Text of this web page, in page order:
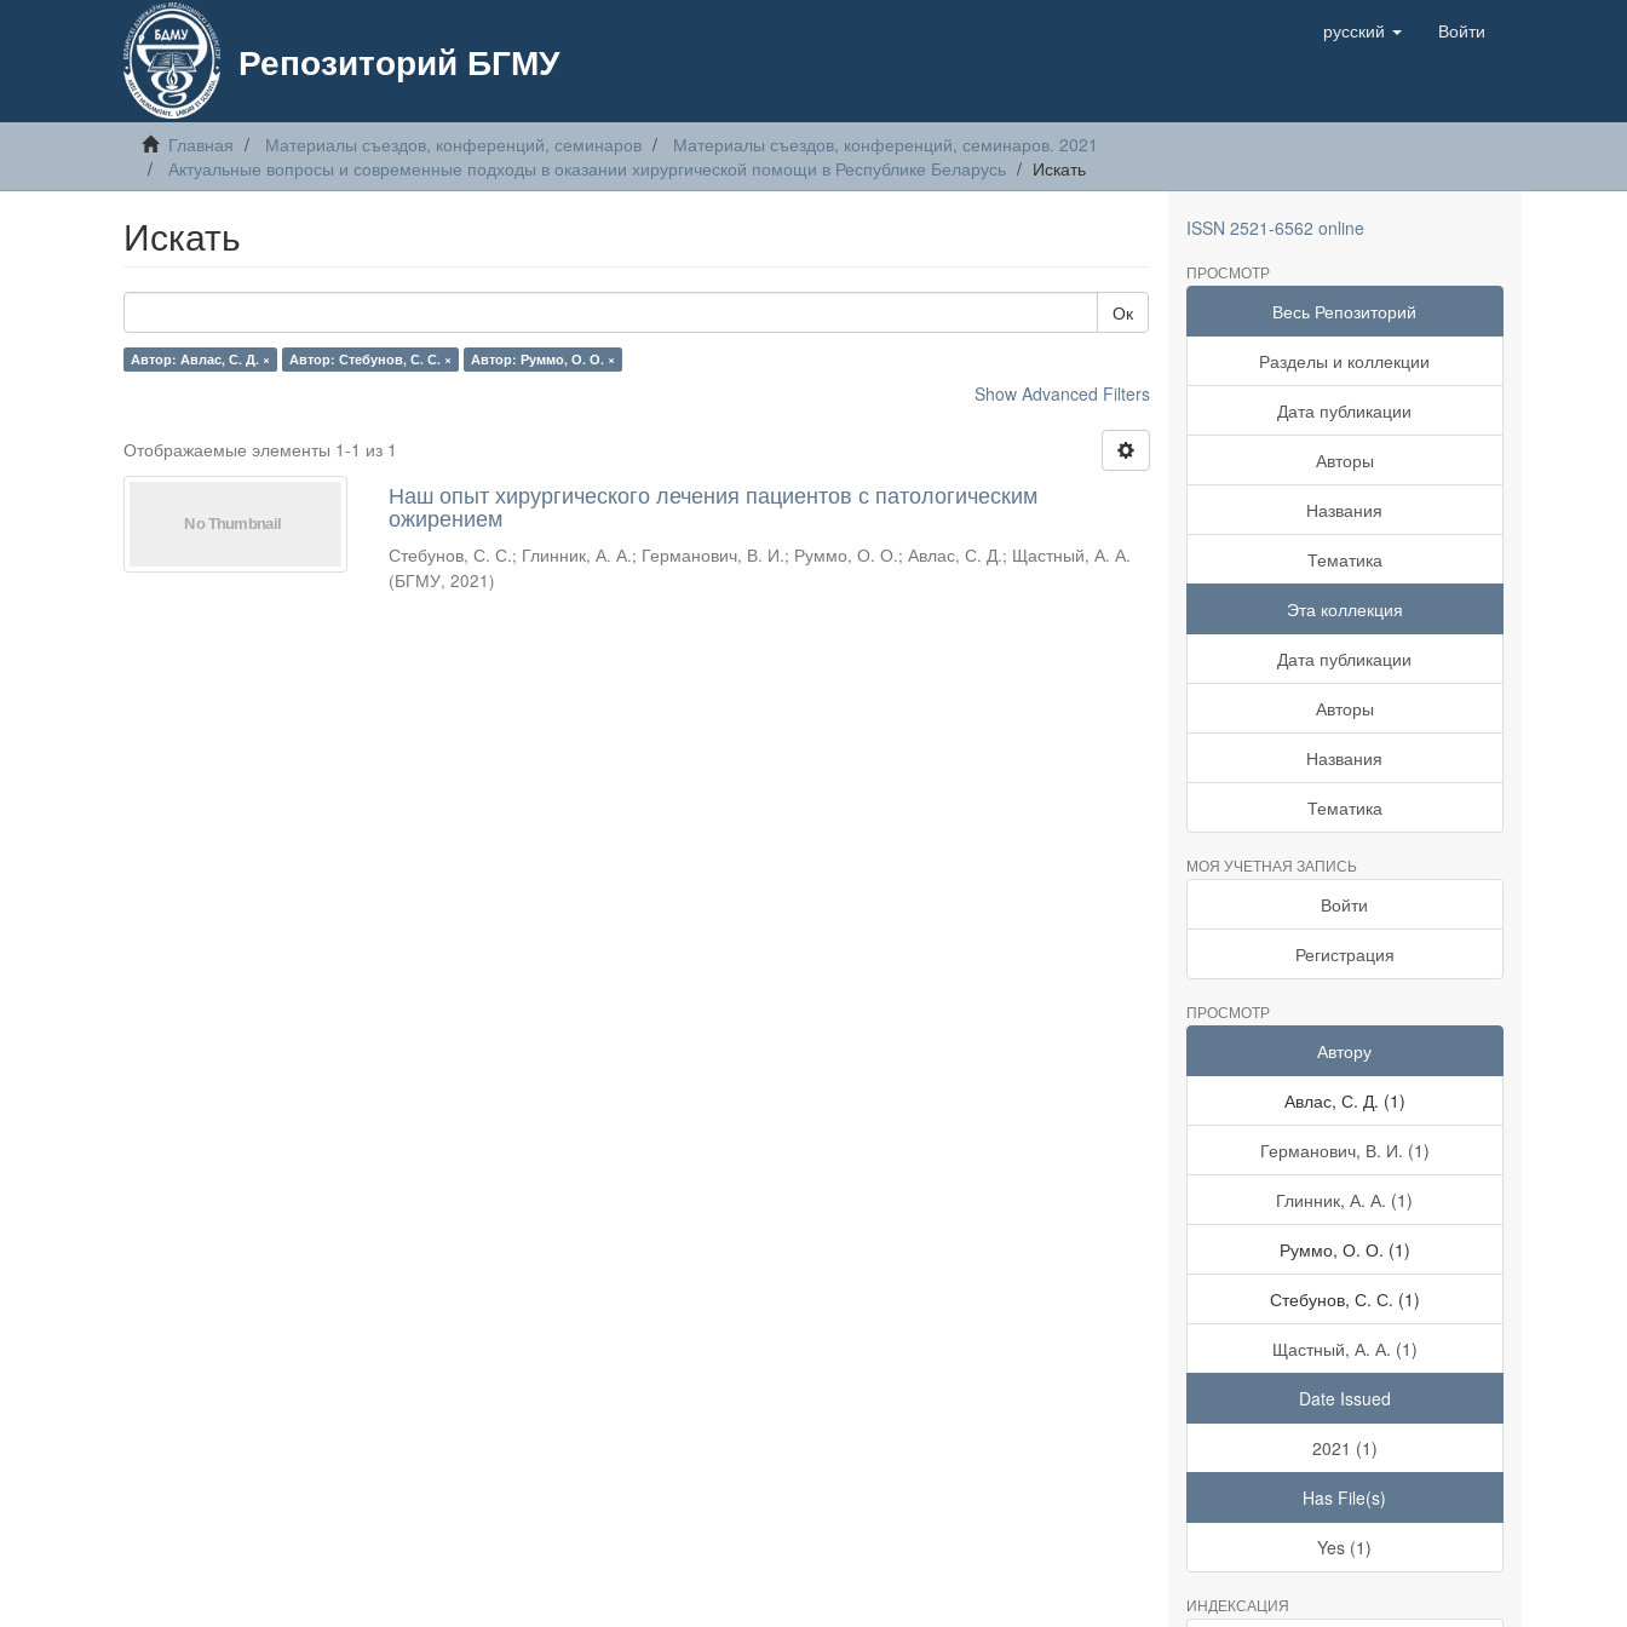
Репозиторий БГМУ
русский Войти
Главная Материалы съездов, конференций, семинаров
Материалы съездов, конференций, семинаров. 2021
Актуальные вопросы и современные подходы в оказании хирургической помощи в Республике Беларусь
Искать
Искать
Ок
Автор: Авлас, С. Д. × Автор: Стебунов, С. С. × Автор: Руммо, О. О. ×
Show Advanced Filters
Отображаемые элементы 1-1 из 1
Наш опыт хирургического лечения пациентов с патологическим
ожирением
Стебунов, С. С.; Глинник, А. А.; Германович, В. И.; Руммо, О. О.;Авлас, С. Д.; Щастный, А. А.
(БГМУ,2021)
ISSN 2521-6562 online
ПРОСМОТР
Весь Репозиторий
Разделы и коллекции
Дата публикации
Авторы
Названия
Тематика
Эта коллекция
Дата публикации
Авторы
Названия
Тематика
МОЯ УЧЕТНАЯ ЗАПИСЬ
Войти
Регистрация
ПРОСМОТР
Автору
Авлас, С. Д. (1)
Германович, В. И. (1)
Глинник, А. А. (1)
Руммо, О. О. (1)
Стебунов, С. С. (1)
Щастный, А. А. (1)
Date Issued
2021 (1)
Has File(s)
Yes (1)
ИНДЕКСАЦИЯ